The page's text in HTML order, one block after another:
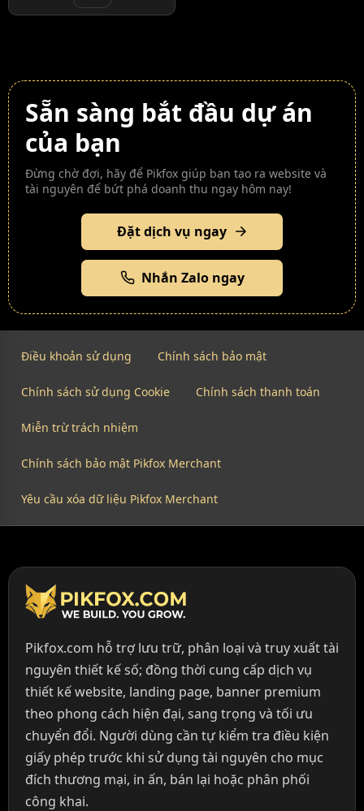
Sẵn sàng bắt đầu dự án
của bạn
Đừng chờ đợi, hãy để Pikfox giúp bạn tạo ra website và
tài nguyên để bứt phá doanh thu ngay hôm nay!
Đặt dịch vụ ngay
Nhắn Zalo ngay
Điều khoản sử dụng Chính sách bảo mật
Chính sách sử dụng Cookie Chính sách thanh toán
Miễn trừ trách nhiệm
Chính sách bảo mật Pikfox Merchant
Yêu cầu xóa dữ liệu Pikfox Merchant
Pikfox.com hỗ trợ lưu trữ, phân loại và truy xuất tài
nguyên thiết kế số; đồng thời cung cấp dịch vụ
thiết kế website, landing page, banner premium
theo phong cách hiện đại, sang trọng và tối ưu
chuyển đổi. Người dùng cần tự kiểm tra điều kiện
giấy phép trước khi sử dụng tài nguyên cho mục
đích thương mại, in ấn, bán lại hoặc phân phối
công khai.